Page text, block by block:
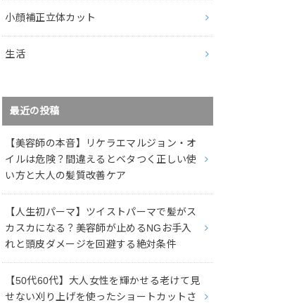
小顔補正立体カット
生活
最近の投稿
【美容師の本音】リケラエマルジョン・オ
イルは危険？間違えるとベタつく正しい使
い方と大人の髪質改善ケア
【人生初パーマ】ツイストパーマで髪がス
カスカになる？美容師が止めるNGお手入
れと頭皮ダメージを回避する絶対条件
【50代60代】大人女性を輝かせる老けて見
せない刈り上げを使ったショートカットさ